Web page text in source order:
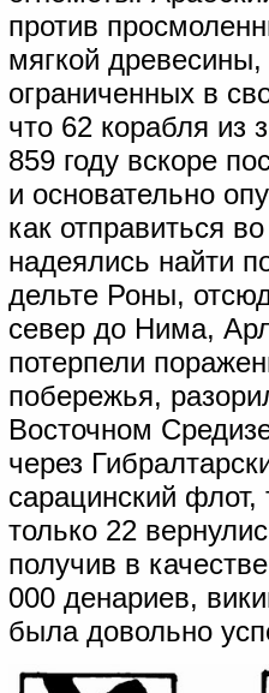
против
мягкой
ограниченных в
что 62 корабля из
859 году вскоре
и основательно
как отправиться
надеялись найти
дельте Роны,
север до Нима,
потерпели
побережья,
Восточном
через
сарацинский флот,
только 22
получив в
000 денариев,
была довольно